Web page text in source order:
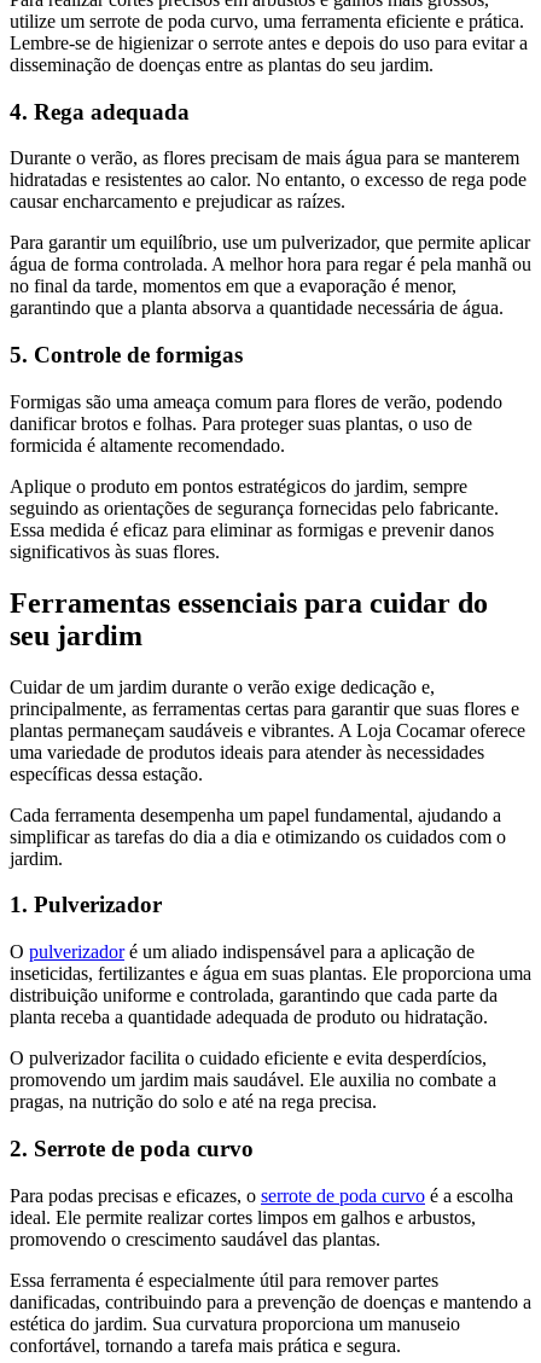
utilize um serrote de poda curvo, uma ferramenta eficiente e prática.
Lembre-se de higienizar o serrote antes e depois do uso para evitar a
disseminação de doenças entre as plantas do seu jardim.
4. Rega adequada
Durante o verão, as flores precisam de mais água para se manterem
hidratadas e resistentes ao calor. No entanto, o excesso de rega pode
causar encharcamento e prejudicar as raízes.
Para garantir um equilíbrio, use um pulverizador, que permite aplicar
água de forma controlada. A melhor hora para regar é pela manhã ou
no final da tarde, momentos em que a evaporação é menor,
garantindo que a planta absorva a quantidade necessária de água.
5. Controle de formigas
Formigas são uma ameaça comum para flores de verão, podendo
danificar brotos e folhas. Para proteger suas plantas, o uso de
formicida é altamente recomendado.
Aplique o produto em pontos estratégicos do jardim, sempre
seguindo as orientações de segurança fornecidas pelo fabricante.
Essa medida é eficaz para eliminar as formigas e prevenir danos
significativos às suas flores.
Ferramentas essenciais para cuidar do
seu jardim
Cuidar de um jardim durante o verão exige dedicação e,
principalmente, as ferramentas certas para garantir que suas flores e
plantas permaneçam saudáveis e vibrantes. A Loja Cocamar oferece
uma variedade de produtos ideais para atender às necessidades
específicas dessa estação.
Cada ferramenta desempenha um papel fundamental, ajudando a
simplificar as tarefas do dia a dia e otimizando os cuidados com o
jardim.
1. Pulverizador
O pulverizadoré um aliado indispensável para a aplicação de
inseticidas, fertilizantes e água em suas plantas. Ele proporciona uma
distribuição uniforme e controlada, garantindo que cada parte da
planta receba a quantidade adequada de produto ou hidratação.
O pulverizador facilita o cuidado eficiente e evita desperdícios,
promovendo um jardim mais saudável. Ele auxilia no combate a
pragas, na nutrição do solo e até na rega precisa.
2. Serrote de poda curvo
Para podas precisas e eficazes, o serrote de poda curvo é a escolha
ideal. Ele permite realizar cortes limpos em galhos e arbustos,
promovendo o crescimento saudável das plantas.
Essa ferramenta é especialmente útil para remover partes
danificadas, contribuindo para a prevenção de doenças e mantendo a
estética do jardim. Sua curvatura proporciona um manuseio
confortável, tornando a tarefa mais prática e segura.